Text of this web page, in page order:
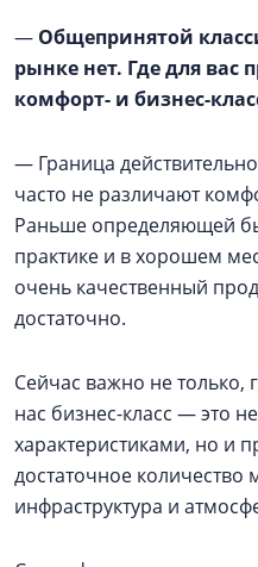
— Общепринятой
рынке нет. Где для вас
комфорт- и бизнес-
— Граница
часто не различают
Раньше определяющей
практике и в хорошем
очень качественный
достаточно.
Сейчас важно не только,
нас бизнес-класс — это
характеристиками, но и
достаточное количество
инфраструктура и